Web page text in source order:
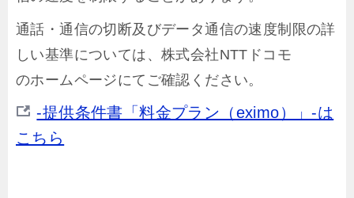
通話・通信の切断及びデータ通信の速度制限の詳
しい基準については、株式会社NTTドコモ
のホームページにてご確認ください。
-提供条件書「料金プラン（eximo）」-は
こちら